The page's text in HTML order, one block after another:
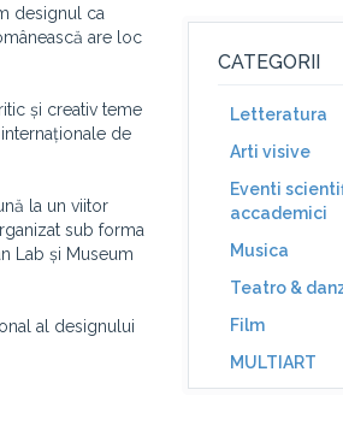
designul ca
are loc
și creativ teme
de
la un viitor
sub forma
Lab și Museum
al designului
CATEGORII
Letteratura
Arti visive
Eventi
accademici
Musica
Teatro &
Film
MULTIART